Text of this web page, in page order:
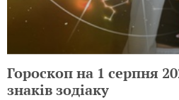
Гороскоп на 1 серпня
знаків зодіаку